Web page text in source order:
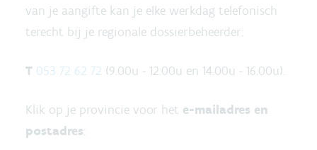
van je aangifte kan je elke werkdag telefonisch
terecht bij je regionale dossierbeheerder:
T 053 72 62 72 (9.00u - 12.00u en 14.00u - 16.00u).
Klik op je provincie voor het e-mailadres en
postadres: